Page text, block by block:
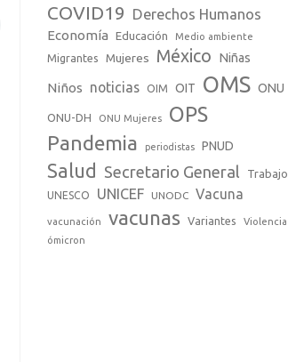
COVID19 Derechos Humanos
Economía Educación Medio ambiente
Migrantes Mujeres México Niñas
Niños noticias OIM OIT OMS ONU
ONU-DH ONU Mujeres OPS
Pandemia periodistas PNUD
Salud Secretario General Trabajo
UNESCO UNICEF UNODC Vacuna
vacunación vacunas Variantes
Violencia
ómicron